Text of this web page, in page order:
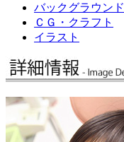
バックグラウンド
ＣＧ・クラフト
イラスト